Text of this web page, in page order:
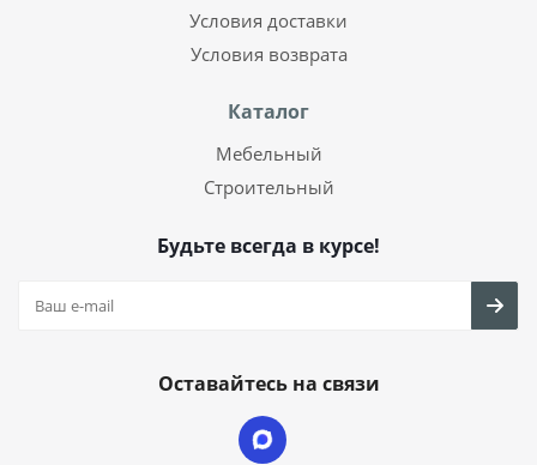
Условия доставки
Условия возврата
Каталог
Мебельный
Строительный
Будьте всегда в курсе!
Оставайтесь на связи